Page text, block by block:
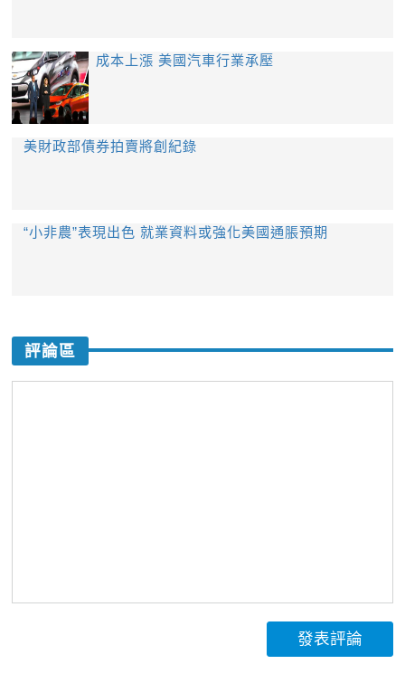
成本上漲 美國汽車行業承壓
美財政部債券拍賣將創紀錄
“小非農”表現出色 就業資料或強化美國通脹預期
評論區
發表評論